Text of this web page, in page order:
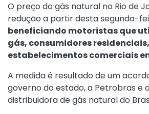
O preço do gás natural no Rio de
redução a partir desta segunda-
beneficiando motoristas que
gás, consumidores
estabelecimentos comerciais
A medida é resultado de um
governo do estado, a Petrobras e
distribuidora de gás natural do